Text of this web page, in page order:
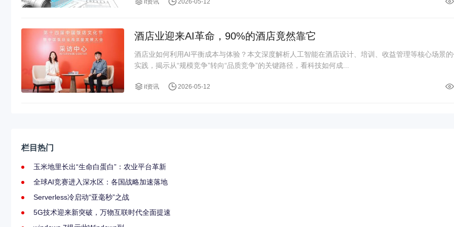
it资讯 2026-05-12
酒店业迎来AI革命，90%的酒店竟然靠它
酒店业如何利用AI平衡成本与体验？本文深度解析人工智能在酒店设计、培训、收益管理等核心场景
实践，揭示从“规模竞争”转向“品质竞争”的关键路径，看科技如何成...
it资讯 2026-05-12
栏目热门
玉米地里长出“生命白蛋白”：农业平台革新
全球AI竞赛进入深水区：各国战略加速落地
Serverless冷启动“亚毫秒”之战
5G技术迎来新突破，万物互联时代全面提速